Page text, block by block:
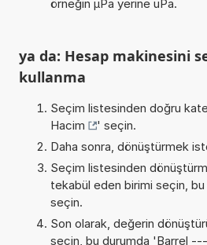
örneğin µPa yerine uPa.
ya da: Hesap makinesini
kullanma
Seçim listesinden doğru
Hacim
' seçin.
Daha sonra, dönüştürmek
Seçim listesinden
tekabül eden birimi seçin,
seçin.
Son olarak, değerin
seçin, bu durumda 'Barrel